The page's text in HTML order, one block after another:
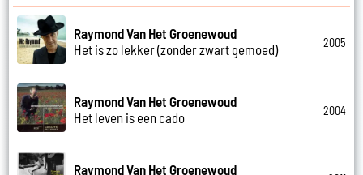
Raymond Van Het Groenewoud
Het is zo lekker (zonder zwart gemoed)
2005
Raymond Van Het Groenewoud
Het leven is een cado
2004
Raymond Van Het Groenewoud